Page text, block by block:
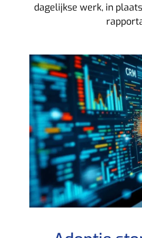
dagelijkse werk, in